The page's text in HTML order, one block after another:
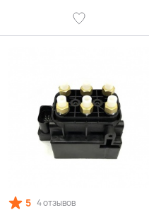
5 4 отзывов